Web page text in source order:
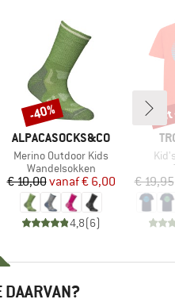
MERK
ALPACASOCKS&CO
Artikel
Merino Outdoor Kids
Productgroep
Wandelsokken
Prijs
€ 10,00 Verlaagde prijs
vanaf€ 6,00
4,8(6)
Korting
-40%
€ 19,95
DAARVAN?